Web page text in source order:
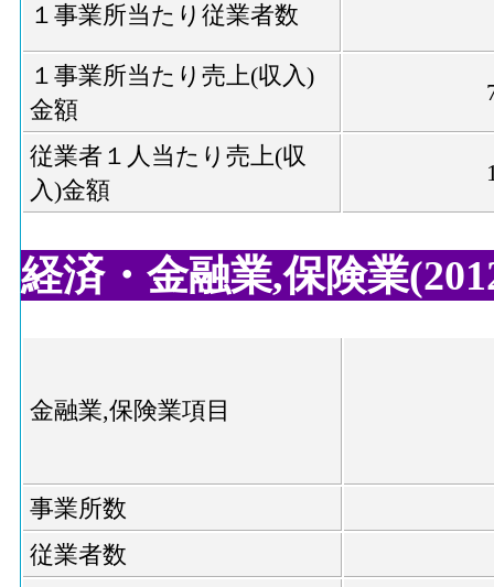
１事業所当たり従業者数
１事業所当たり売上(収入)
金額
従業者１人当たり売上(収
入)金額
経済・金融業,保険業
金融業,保険業項目
事業所数
従業者数